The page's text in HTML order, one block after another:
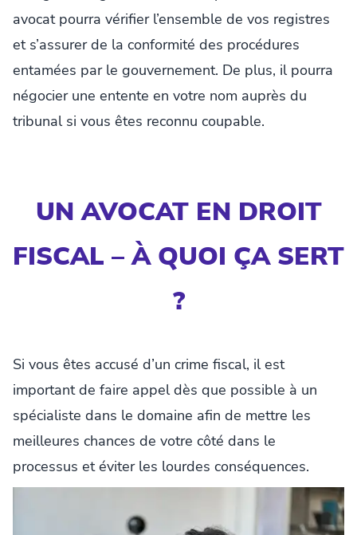
avocat pourra vérifier l’ensemble de vos registres
et s’assurer de la conformité des procédures
entamées par le gouvernement. De plus, il pourra
négocier une entente en votre nom auprès du
tribunal si vous êtes reconnu coupable.
UN AVOCAT EN DROIT
FISCAL – À QUOI ÇA SERT
?
Si vous êtes accusé d’un crime fiscal, il est
important de faire appel dès que possible à un
spécialiste dans le domaine afin de mettre les
meilleures chances de votre côté dans le
processus et éviter les lourdes conséquences.